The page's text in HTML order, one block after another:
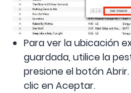
Para ver la ubicación
guardada, utilice la
presione el botón
clic en Aceptar.